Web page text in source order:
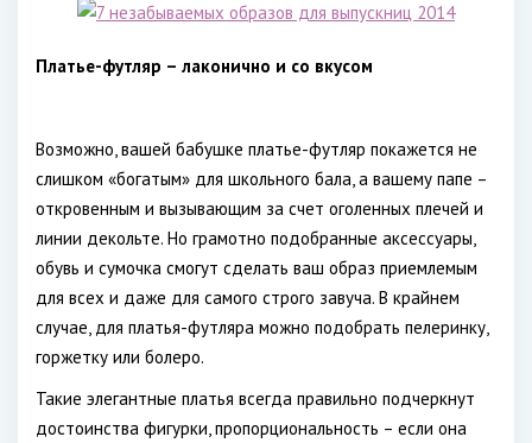
Платье-футляр – лаконично и со вкусом
Возможно, вашей бабушке платье-футляр покажется не
слишком «богатым» для школьного бала, а вашему папе –
откровенным и вызывающим за счет оголенных плечей и
линии декольте. Но грамотно подобранные аксессуары,
обувь и сумочка смогут сделать ваш образ приемлемым
для всех и даже для самого строго завуча. В крайнем
случае, для платья-футляра можно подобрать пелеринку,
горжетку или болеро.
Такие элегантные платья всегда правильно подчеркнут
достоинства фигурки, пропорциональность – если она